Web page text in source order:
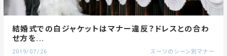
結婚式での白ジャケットはマナー違反？ドレスとの合わ
せ方を...
2019/07/26 スーツのシーン別マナー